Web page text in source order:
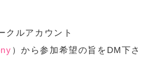
クルアカウント
）から参加希望の旨をDM下さ